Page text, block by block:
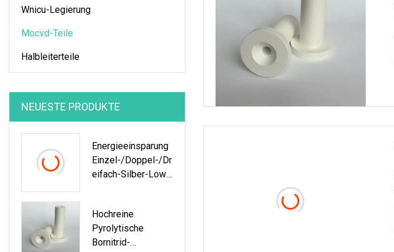
Wnicu-Legierung
Mocvd-Teile
Halbleiterteile
NEUESTE PRODUKTE
Energieeinsparung
Einzel-/Doppel-/Dr
Eifach-Silber-Low-
Hochreine
Pyrolytische
Bornitrid-